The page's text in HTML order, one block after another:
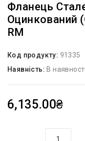
Фланець
Оцинкований
RM
Код продукту: 91335
Наявність: В наявності
6,135.00₴